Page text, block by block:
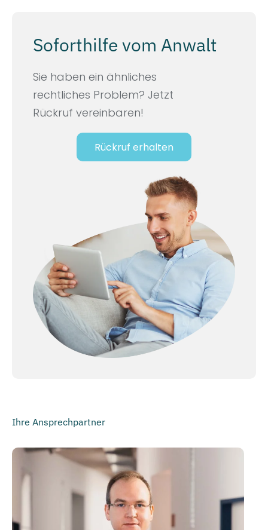
Soforthilfe vom Anwalt
Sie haben ein ähnliches
rechtliches Problem? Jetzt
Rückruf vereinbaren!
Rückruf erhalten
Ihre Ansprechpartner